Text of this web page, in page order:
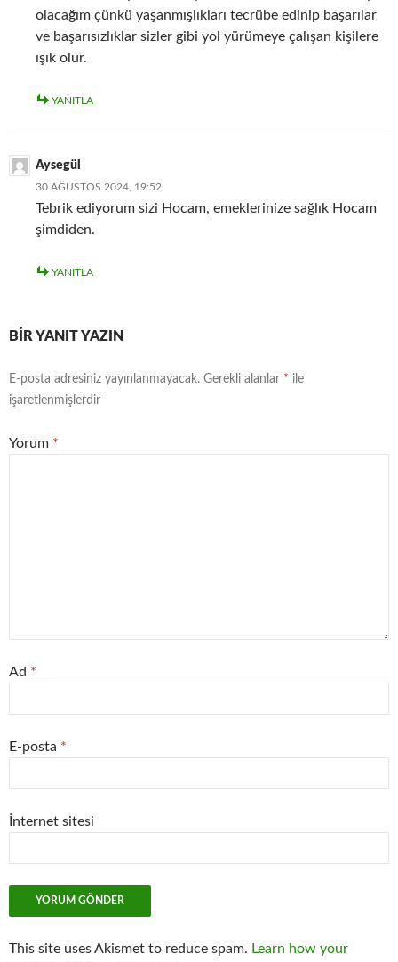
olacağım çünkü yaşanmışlıkları tecrübe edinip başarılar
ve başarısızlıklar sizler gibi yol yürümeye çalışan kişilere
ışık olur.
YANITLA
Aysegül
30 AĞUSTOS 2024, 19:52
Tebrik ediyorum sizi Hocam, emeklerinize sağlık Hocam
şimdiden.
YANITLA
BIR YANIT YAZIN
E-posta adresiniz yayınlanmayacak. Gerekli alanlar * ile
işaretlenmişlerdir
Yorum *
Ad *
E-posta *
İnternet sitesi
This site uses Akismet to reduce spam. Learn how your